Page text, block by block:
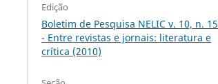
Edição
Boletim de Pesquisa NELIC v. 10, n. 15
- Entre revistas e jornais: literatura e
crítica (2010)